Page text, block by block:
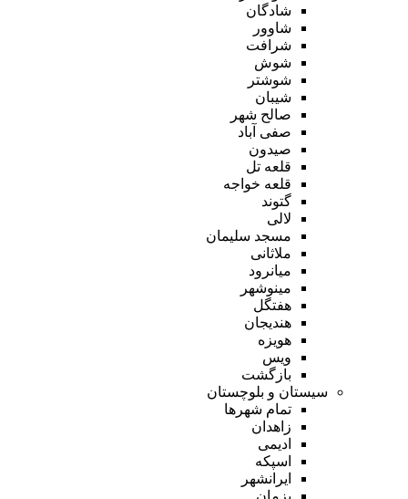
شادگان
شاوور
شرافت
شوش
شوشتر
شیبان
صالح شهر
صفی آباد
صیدون
قلعه تل
قلعه خواجه
گتوند
لالی
مسجد سلیمان
ملاثانی
میانرود
مینوشهر
هفتگل
هندیجان
هویزه
ویس
بازگشت
سیستان و بلوچستان
تمام شهر‌ها
زاهدان
ادیمی
اسپکه
ایرانشهر
بزمان